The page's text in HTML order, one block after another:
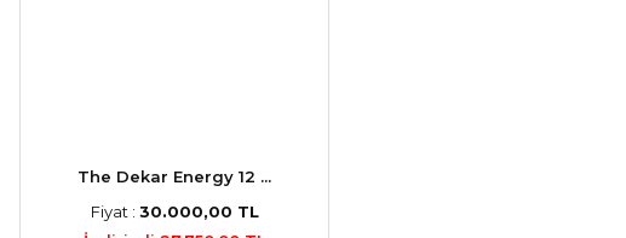
The Dekar Energy 12 ...
Fiyat : 30.000,00 TL